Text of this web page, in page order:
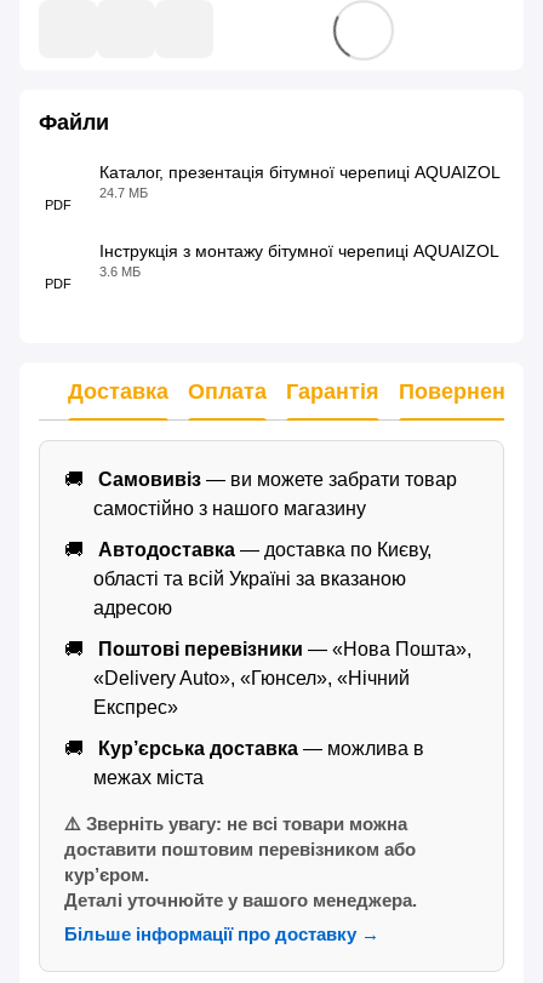
Файли
PDF
Каталог, презентація бітумної черепиці AQUAIZOL
24.7 МБ
PDF
Інструкція з монтажу бітумної черепиці AQUAIZOL
3.6 МБ
Доставка Оплата Гарантія Повернення
Самовивіз — ви можете забрати товар
самостійно з нашого магазину
Автодоставка — доставка по Києву,
області та всій Україні за вказаною
адресою
Поштові перевізники — «Нова Пошта»,
«Delivery Auto», «Гюнсел», «Нічний
Експрес»
Кур’єрська доставка — можлива в
межах міста
⚠️ Зверніть увагу: не всі товари можна
доставити поштовим перевізником або
кур’єром.
Деталі уточнюйте у вашого менеджера.
Більше інформації про доставку →